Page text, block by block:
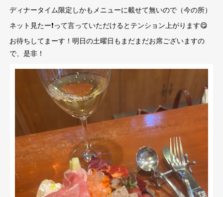
ディナータイム限定しかもメニューに載せて無いので（今の所）
ネット見たー❗️って言っていただけるとテンション上がります😋
お待ちしてまーす！明日の土曜日もまだまだお席ございますの
で、是非！